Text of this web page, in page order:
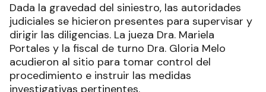
Dada la gravedad del siniestro, las autoridades
judiciales se hicieron presentes para supervisar y
dirigir las diligencias. La jueza Dra. Mariela
Portales y la fiscal de turno Dra. Gloria Melo
acudieron al sitio para tomar control del
procedimiento e instruir las medidas